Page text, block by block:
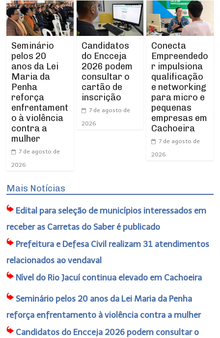
Seminário
pelos 20
anos da Lei
Maria da
Penha
reforça
enfrentament
o à violência
contra a
mulher
7 de agosto de
2026
Candidatos
do Encceja
2026 podem
consultar o
cartão de
inscrição
7 de agosto de
2026
Conecta
Empreendedo
r impulsiona
qualificação
e networking
para micro e
pequenas
empresas em
Cachoeira
7 de agosto de
2026
Mais Notícias
Edital para seleção de municípios interessados em
receber as Carretas do Saber é publicado
Prefeitura e Defesa Civil realizam 31 atendimentos
relacionados ao vendaval
Nível do Rio Jacuí continua elevado em Cachoeira
Seminário pelos 20 anos da Lei Maria da Penha
reforça enfrentamento à violência contra a mulher
Candidatos do Encceja 2026 podem consultar o